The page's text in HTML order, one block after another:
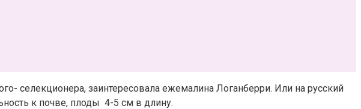
селекционера, заинтересовала ежемалина Логанберри. Или на русский
к почве, плоды 4-5 см в длину.